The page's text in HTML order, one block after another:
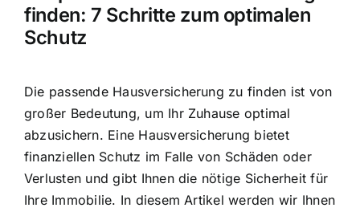
finden: 7 Schritte zum optimalen
Schutz
Die passende Hausversicherung zu finden ist von
großer Bedeutung, um Ihr Zuhause optimal
abzusichern. Eine Hausversicherung bietet
finanziellen Schutz im Falle von Schäden oder
Verlusten und gibt Ihnen die nötige Sicherheit für
Ihre Immobilie. In diesem Artikel werden wir Ihnen